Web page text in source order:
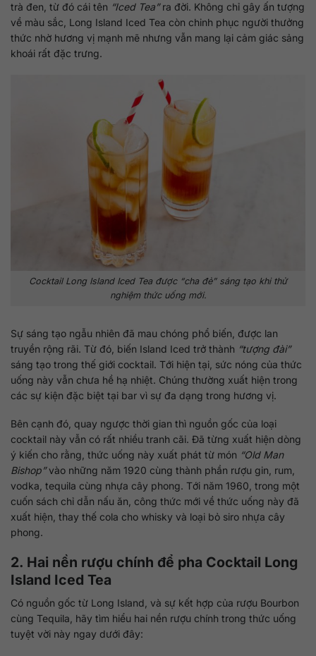
trà đen, từ đó cái tên “Iced Tea”ra đời. Không chỉ gây ấn tượng
về màu sắc, Long Island Iced Tea còn chinh phục người thưởng
thức nhờ hương vị mạnh mẽ nhưng vẫn mang lại cảm giác sảng
khoái rất đặc trưng.
Cocktail Long Island Iced Tea được“cha đẻ”sáng tạo khi thử
nghiệm thức uống mới.
Sự sáng tạo ngẫu nhiên đã mau chóng phổ biến, được lan
truyền rộng rãi. Từ đó, biến Island Iced trở thành “tượng đài”
sáng tạo trong thế giới cocktail. Tới hiện tại, sức nóng của thức
uống này vẫn chưa hề hạ nhiệt. Chúng thường xuất hiện trong
các sự kiện đặc biệt tại bar vì sự đa dạng trong hương vị.
Bên cạnh đó, quay ngược thời gian thì nguồn gốc của loại
cocktail này vẫn có rất nhiều tranh cãi. Đã từng xuất hiện dòng
ý kiến cho rằng, thức uống này xuất phát từ món “Old Man
Bishop”vào những năm 1920 cùng thành phần rượu gin, rum,
vodka, tequila cùng nhựa cây phong. Tới năm 1960, trong một
cuốn sách chỉ dẫn nấu ăn, công thức mới về thức uống này đã
xuất hiện, thay thế cola cho whisky và loại bỏ siro nhựa cây
phong.
2. Hai nền rượu chính để pha Cocktail Long
Island Iced Tea
Có nguồn gốc từ Long Island, và sự kết hợp của rượu Bourbon
cùng Tequila, hãy tìm hiểu hai nền rượu chính trong thức uống
tuyệt vời này ngay dưới đây: